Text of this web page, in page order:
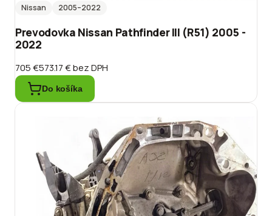
Nissan
2005–2022
Prevodovka Nissan Pathfinder III (R51) 2005 -
2022
705 €573.17 €bez DPH
Do košíka